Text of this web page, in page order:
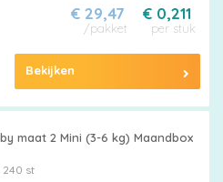
€ 0,211
per stuk
€ 29,47
/pakket
Bekijken
maat 2 Mini (3-6 kg) Maandbox
240 st